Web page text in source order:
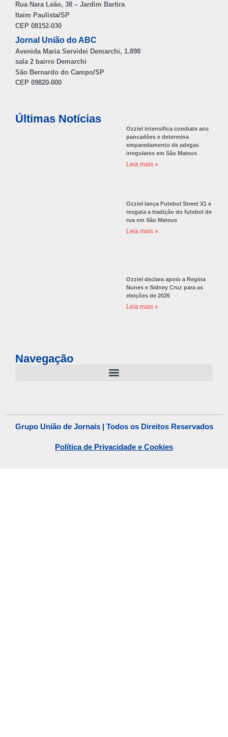
Rua Nara Leão, 38 – Jardim Bartira
Itaim Paulista/SP
CEP 08152-030
Jornal União do ABC
Avenida Maria Servidei Demarchi, 1.898
sala 2 bairro Demarchi
São Bernardo do Campo/SP
CEP 09820-000
Últimas Notícias
Ozziel intensifica combate aos
pancadões e determina
emparedamento de adegas
irregulares em São Mateus
Leia mais »
Ozziel lança Futebol Street X1 e
resgata a tradição do futebol de
rua em São Mateus
Leia mais »
Ozziel declara apoio a Regina
Nunes e Sidney Cruz para as
eleições de 2026
Leia mais »
Navegação
Grupo União de Jornais | Todos os Direitos Reservados
Política de Privacidade e Cookies